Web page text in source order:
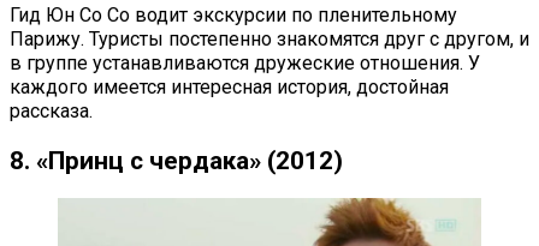
Гид Юн Со Со водит экскурсии по пленительному
Парижу. Туристы постепенно знакомятся друг с другом, и
в группе устанавливаются дружеские отношения. У
каждого имеется интересная история, достойная
рассказа.
8. «Принц с чердака» (2012)